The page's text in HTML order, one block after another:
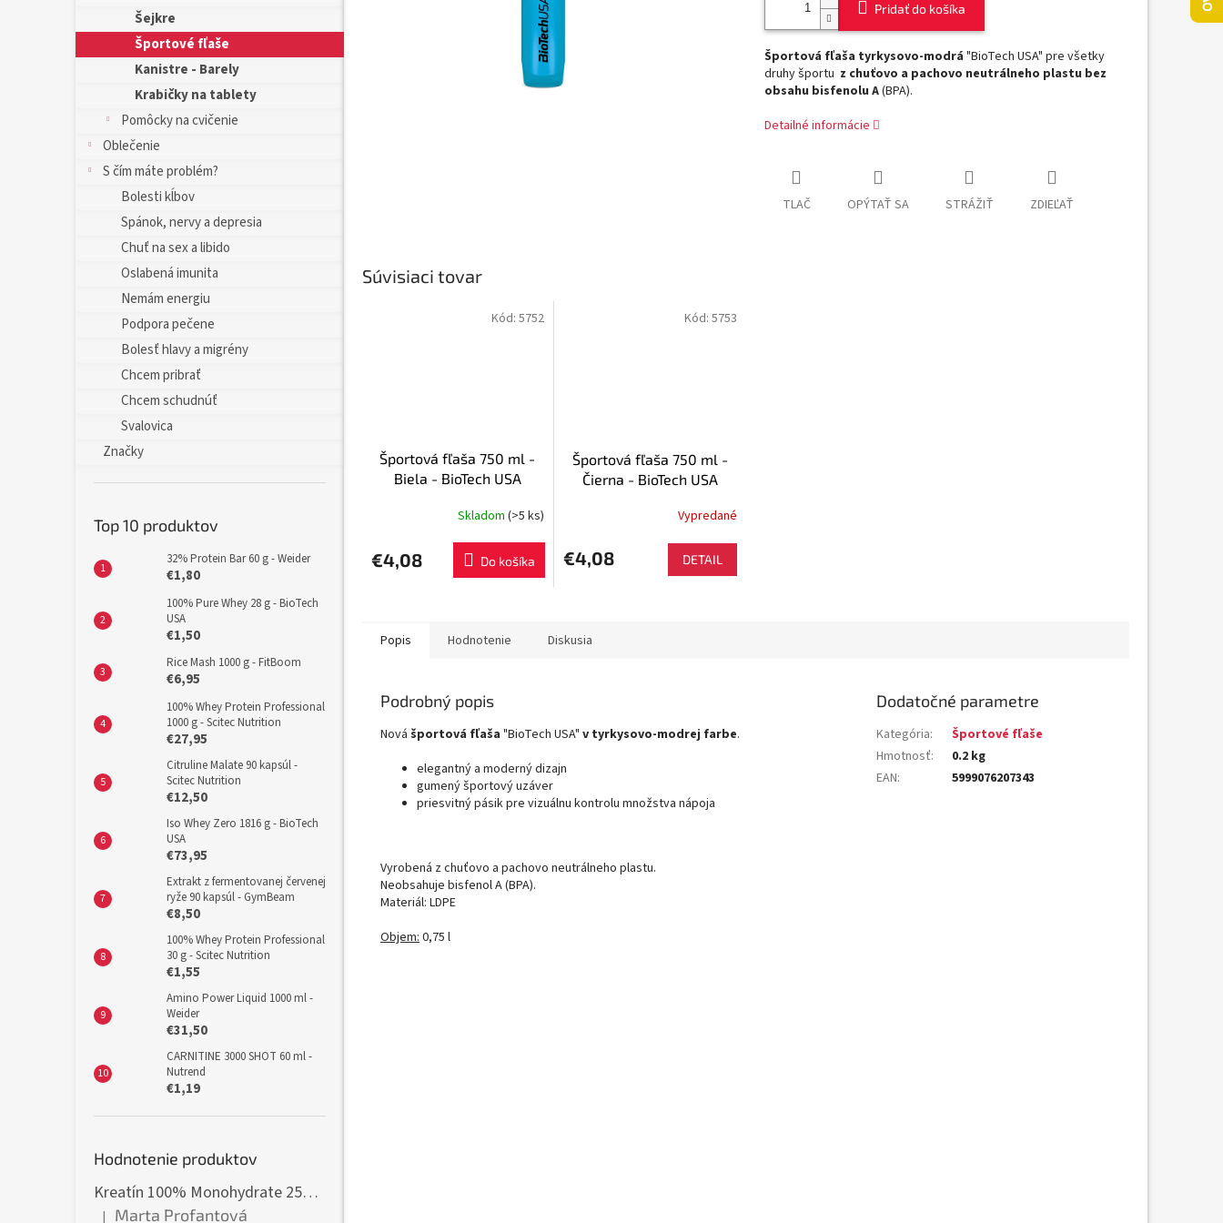
Šejkre
Športové fľaše
Kanistre - Barely
Krabičky na tablety
Pomôcky na cvičenie
Oblečenie
S čím máte problém?
Bolesti kĺbov
Spánok, nervy a depresia
Chuť na sex a libido
Oslabená imunita
Nemám energiu
Podpora pečene
Bolesť hlavy a migrény
Chcem pribrať
Chcem schudnúť
Svalovica
Značky
Top 10 produktov
32% Protein Bar 60 g - Weider
€1,80
100% Pure Whey 28 g - BioTech
USA
€1,50
Rice Mash 1000 g - FitBoom
€6,95
100% Whey Protein Professional
1000 g - Scitec Nutrition
€27,95
Citruline Malate 90 kapsúl -
Scitec Nutrition
€12,50
Iso Whey Zero 1816 g - BioTech
USA
€73,95
Extrakt z fermentovanej červenej
ryže 90 kapsúl - GymBeam
€8,50
100% Whey Protein Professional
30 g - Scitec Nutrition
€1,55
Amino Power Liquid 1000 ml -
Weider
€31,50
CARNITINE 3000 SHOT 60 ml -
Nutrend
€1,19
Hodnotenie produktov
Kreatín 100% Monohydrate 250 g - GymBeam
| Marta Profantová
Pridať do košíka
Športová fľaša tyrkysovo-modrá "BioTech USA" pre všetky
druhy športu z chuťovo a pachovo neutrálneho plastu bez
obsahu bisfenolu A(BPA).
Detailné informácie
TLAČ OPÝTAŤ SA STRÁŽIŤ ZDIEĽAŤ
Súvisiaci tovar
Športová fľaša 750 ml -
Biela - BioTech USA
Skladom (>5 ks)
€4,08 Do košíka
Kód: 5752
Športová fľaša 750 ml -
Čierna - BioTech USA
Vypredané
€4,08 DETAIL
Kód: 5753
Popis Hodnotenie Diskusia
Podrobný popis
Nová športová fľaša "BioTech USA" v tyrkysovo-modrej farbe.
elegantný a moderný dizajn
gumený športový uzáver
priesvitný pásik pre vizuálnu kontrolu množstva nápoja
Vyrobená z chuťovo a pachovo neutrálneho plastu.
Neobsahuje bisfenol A (BPA).
Materiál: LDPE
Objem:0,75 l
Dodatočné parametre
Kategória:
Športové fľaše
Hmotnosť:
0.2 kg
EAN: 5999076207343